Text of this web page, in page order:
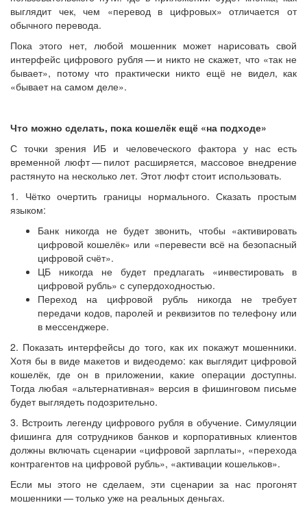
выглядит чек, чем «перевод в цифровых» отличается от
обычного перевода.
Пока этого нет, любой мошенник может нарисовать свой
интерфейс цифрового рубля — ​и никто не скажет, что «так не
бывает», потому что практически никто ещё не видел, как
«бывает на самом деле».
Что можно сделать, пока кошелёк ещё «на подходе»
С точки зрения ИБ и человеческого фактора у нас есть
временной люфт — ​пилот расширяется, массовое внедрение
растянуто на несколько лет. Этот люфт стоит использовать.
1. Чётко очертить границы нормального. Сказать простым
языком:
Банк никогда не будет звонить, чтобы «активировать
цифровой кошелёк» или «перевести всё на безопасный
цифровой счёт».
ЦБ никогда не будет предлагать «инвестировать в
цифровой рубль» с супердоходностью.
Переход на цифровой рубль никогда не требует
передачи кодов, паролей и реквизитов по телефону или
в мессенджере.
2. Показать интерфейсы до того, как их покажут мошенники.
Хотя бы в виде макетов и видеодемо: как выглядит цифровой
кошелёк, где он в приложении, какие операции доступны.
Тогда любая «альтернативная» версия в фишинговом письме
будет выглядеть подозрительно.
3. Встроить легенду цифрового рубля в обучение. Симуляции
фишинга для сотрудников банков и корпоративных клиентов
должны включать сценарии «цифровой зарплаты», «перехода
контрагентов на цифровой рубль», «активации кошельков».
Если мы этого не сделаем, эти сценарии за нас прогонят
мошенники — ​только уже на реальных деньгах.